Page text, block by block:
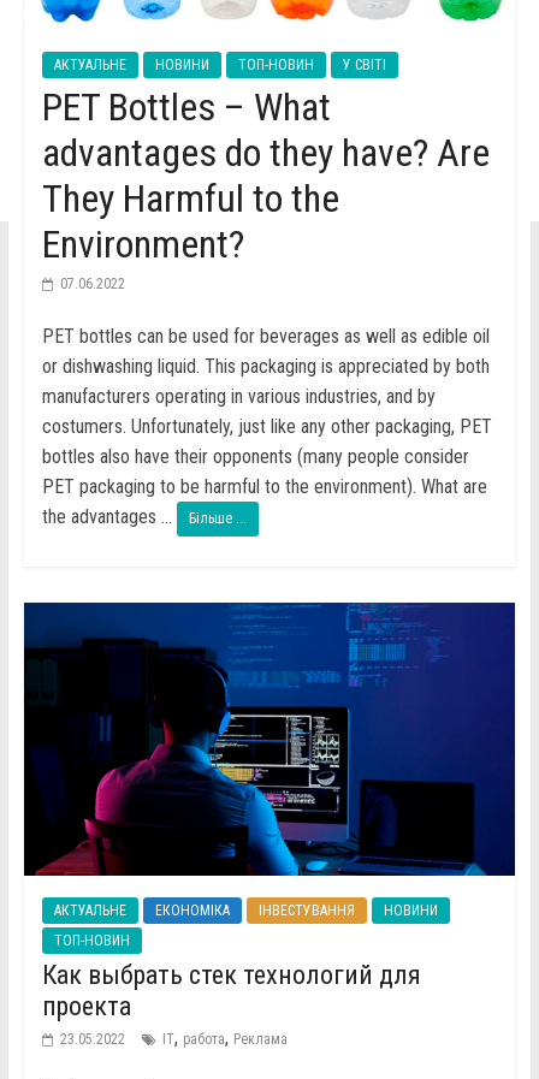
АКТУАЛЬНЕ НОВИНИ ТОП-НОВИН У СВІТІ
PET Bottles – What
advantages do they have? Are
They Harmful to the
Environment?
07.06.2022
PET bottles can be used for beverages as well as edible oil
or dishwashing liquid. This packaging is appreciated by both
manufacturers operating in various industries, and by
costumers. Unfortunately, just like any other packaging, PET
bottles also have their opponents (many people consider
PET packaging to be harmful to the environment). What are
the advantages ...
Більше ...
АКТУАЛЬНЕ ЕКОНОМІКА ІНВЕСТУВАННЯ
НОВИНИ
ТОП-НОВИН
Как выбрать стек технологий для
проекта
23.05.2022 ІТ, работа, Реклама